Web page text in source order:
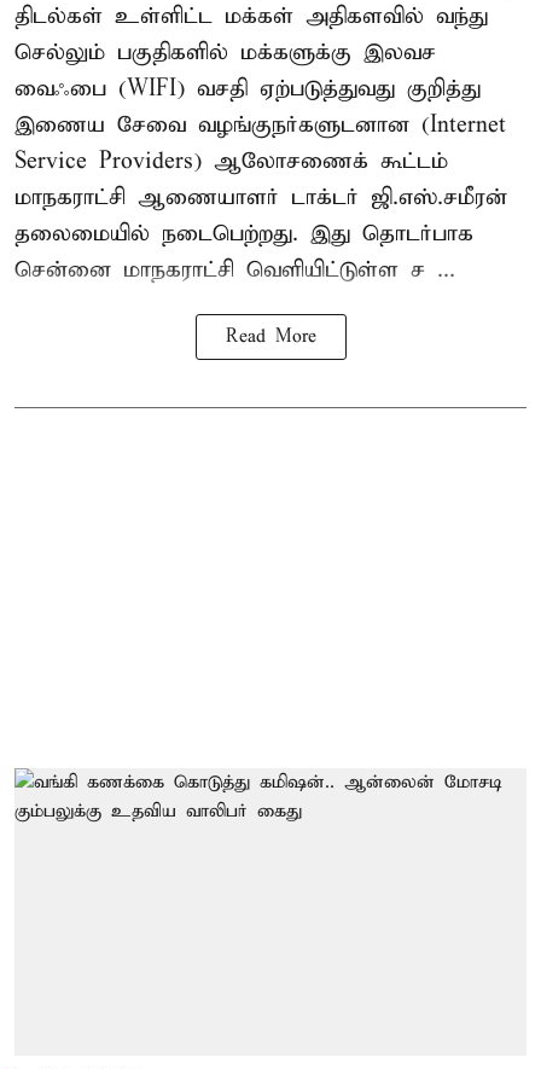
திடல்கள் உள்ளிட்ட மக்கள் அதிகளவில் வந்து
செல்லும் பகுதிகளில் மக்களுக்கு இலவச
வைஃபை (WIFI) வசதி ஏற்படுத்துவது குறித்து
இணைய சேவை வழங்குநர்களுடனான (Internet
Service Providers) ஆலோசணைக் கூட்டம்
மாநகராட்சி ஆணையாளர் டாக்டர் ஜி.எஸ்.சமீரன்
தலைமையில் நடைபெற்றது. இது தொடர்பாக
சென்னை மாநகராட்சி வெளியிட்டுள்ள ச ...
Read More